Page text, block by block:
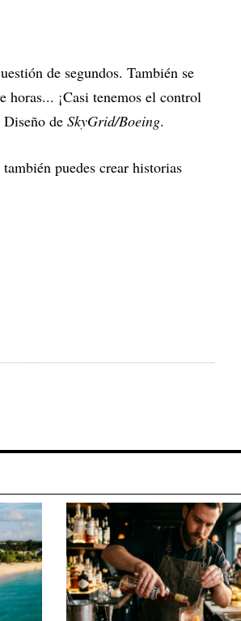
de segundos. También se
horas... ¡Casi tenemos el control
Diseño de SkyGrid/Boeing.
puedes crear historias